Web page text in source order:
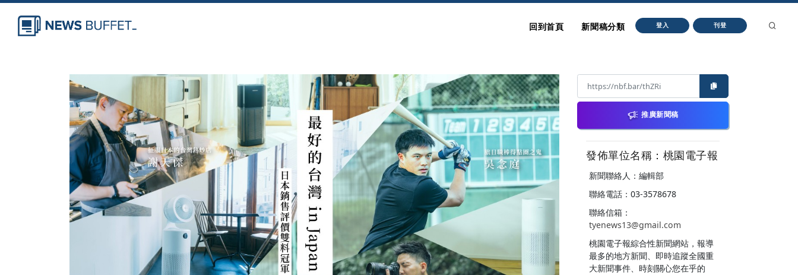
回到首頁 新聞稿分類 登入 刊登
推廣新聞稿
發佈單位名稱：桃園電子報
新聞聯絡人：編輯部
聯絡電話：03-3578678
聯絡信箱：
tyenews13@gmail.com
桃園電子報綜合性新聞網站，報導
最多的地方新聞、即時追蹤全國重
大新聞事件、時刻關心您在乎的